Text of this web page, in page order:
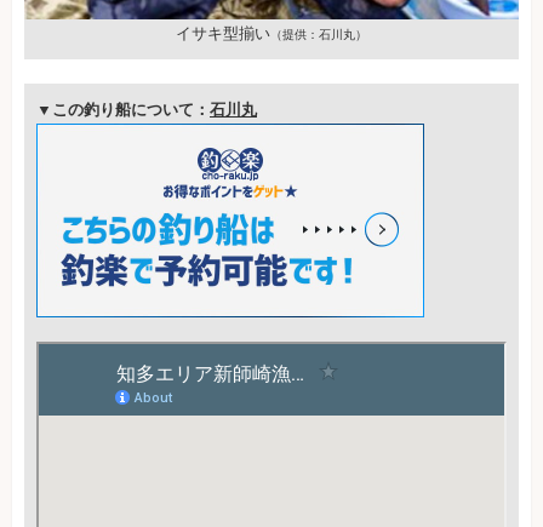
イサキ型揃い （提供：石川丸）
▼この釣り船について： 石川丸